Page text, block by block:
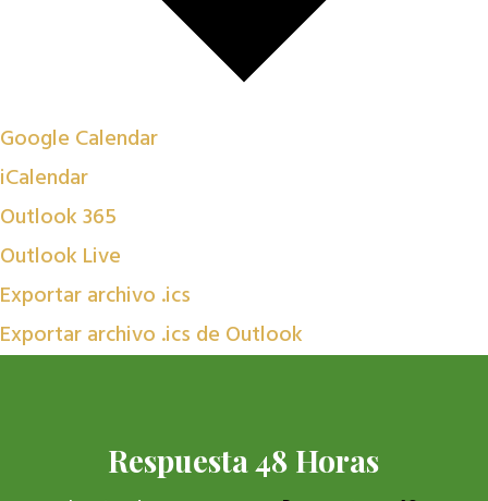
Google Calendar
iCalendar
Outlook 365
Outlook Live
Exportar archivo .ics
Exportar archivo .ics de Outlook
Respuesta 48 Horas